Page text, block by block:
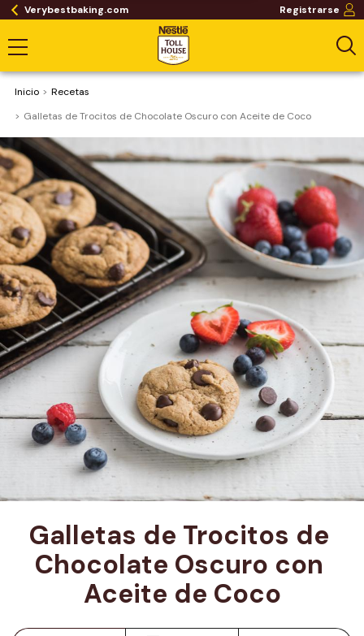
Verybestbaking.com Registrarse
Inicio
Recetas
Galletas de Trocitos de Chocolate Oscuro con Aceite de Coco
Galletas de Trocitos de
Chocolate Oscuro con
Aceite de Coco